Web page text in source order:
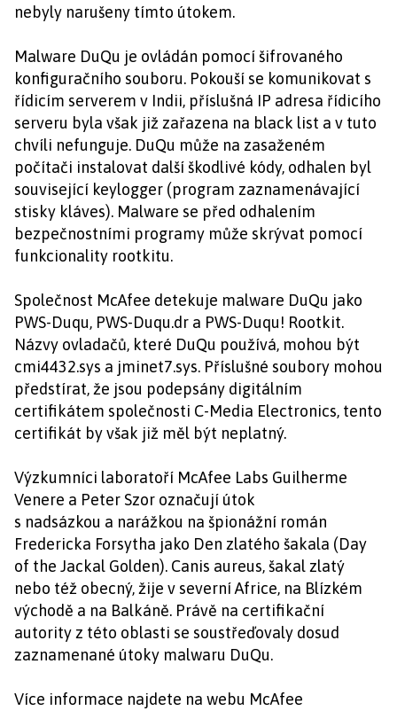
nebyly narušeny tímto útokem.
Malware DuQu je ovládán pomocí šifrovaného
konfiguračního souboru. Pokouší se komunikovat s
řídicím serverem v Indii, příslušná IP adresa řídicího
serveru byla však již zařazena na black list a v tuto
chvíli nefunguje. DuQu může na zasaženém
počítači instalovat další škodlivé kódy, odhalen byl
související keylogger (program zaznamenávající
stisky kláves). Malware se před odhalením
bezpečnostními programy může skrývat pomocí
funkcionality rootkitu.
Společnost McAfee detekuje malware DuQu jako
PWS-Duqu, PWS-Duqu.dr a PWS-Duqu! Rootkit.
Názvy ovladačů, které DuQu používá, mohou být
cmi4432.sys a jminet7.sys. Příslušné soubory mohou
předstírat, že jsou podepsány digitálním
certifikátem společnosti C-Media Electronics, tento
certifikát by však již měl být neplatný.
Výzkumníci laboratoří McAfee Labs Guilherme
Venere a Peter Szor označují útok
s nadsázkou a narážkou na špionážní román
Fredericka Forsytha jako Den zlatého šakala (Day
of the Jackal Golden). Canis aureus, šakal zlatý
nebo též obecný, žije v severní Africe, na Blízkém
východě a na Balkáně. Právě na certifikační
autority z této oblasti se soustřeďovaly dosud
zaznamenané útoky malwaru DuQu.
Více informace najdete na webu McAfee